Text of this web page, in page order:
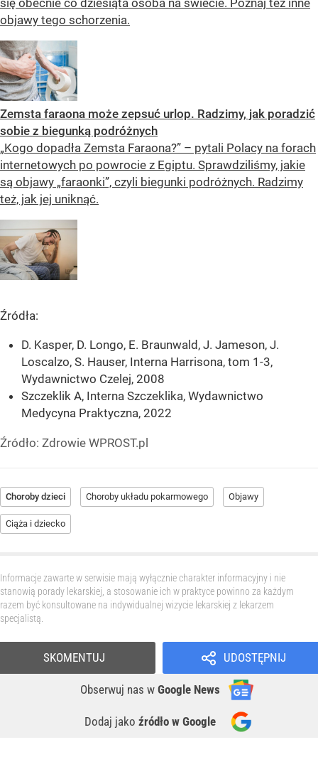
objawy tego schorzenia.
Zemsta faraona może zepsuć urlop. Radzimy, jak poradzić
sobie z biegunką podróżnych
„Kogo dopadła Zemsta Faraona?” – pytali Polacy na forach
internetowych po powrocie z Egiptu. Sprawdziliśmy, jakie
są objawy „faraonki”, czyli biegunki podróżnych. Radzimy
też, jak jej uniknąć.
Źródła:
D. Kasper, D. Longo, E. Braunwald, J. Jameson, J.
Loscalzo, S. Hauser, Interna Harrisona, tom 1-3,
Wydawnictwo Czelej, 2008
Szczeklik A, Interna Szczeklika, Wydawnictwo
Medycyna Praktyczna, 2022
Źródło: Zdrowie WPROST.pl
Choroby dzieci Choroby układu pokarmowego Objawy
Ciąża i dziecko
Informacje zawarte w serwisie mają wyłącznie charakter informacyjny i nie
stanowią porady lekarskiej, a stosowanie ich w praktyce powinno za każdym
razem być konsultowane na indywidualnej wizycie lekarskiej z lekarzem
specjalistą.
UDOSTĘPNIJ
Obserwuj nas w Google News
Dodaj jako źródło w Google
SKOMENTUJ